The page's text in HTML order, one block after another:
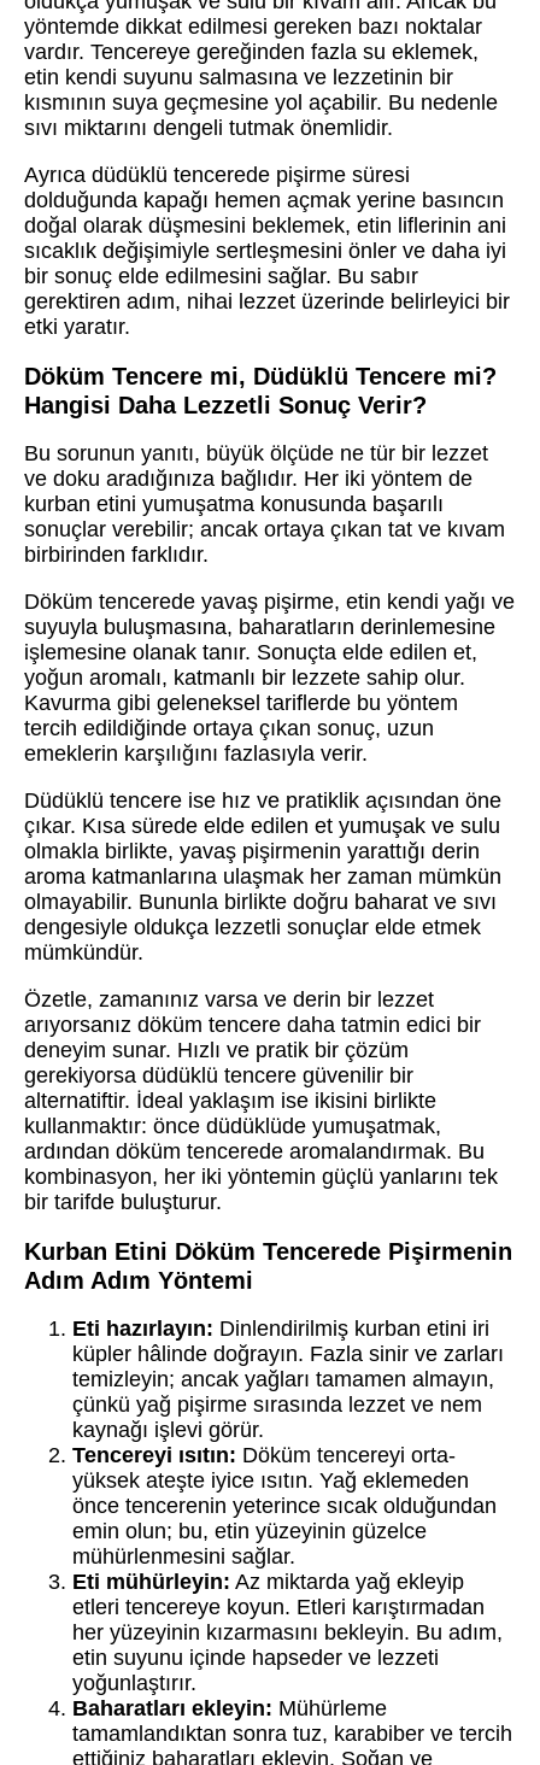
yöntemde dikkat edilmesi gereken bazı noktalar
vardır. Tencereye gereğinden fazla su eklemek,
etin kendi suyunu salmasına ve lezzetinin bir
kısmının suya geçmesine yol açabilir. Bu nedenle
sıvı miktarını dengeli tutmak önemlidir.
Ayrıca düdüklü tencerede pişirme süresi
dolduğunda kapağı hemen açmak yerine basıncın
doğal olarak düşmesini beklemek, etin liflerinin ani
sıcaklık değişimiyle sertleşmesini önler ve daha iyi
bir sonuç elde edilmesini sağlar. Bu sabır
gerektiren adım, nihai lezzet üzerinde belirleyici bir
etki yaratır.
Döküm Tencere mi, Düdüklü Tencere mi?
Hangisi Daha Lezzetli Sonuç Verir?
Bu sorunun yanıtı, büyük ölçüde ne tür bir lezzet
ve doku aradığınıza bağlıdır. Her iki yöntem de
kurban etini yumuşatma konusunda başarılı
sonuçlar verebilir; ancak ortaya çıkan tat ve kıvam
birbirinden farklıdır.
Döküm tencerede yavaş pişirme, etin kendi yağı ve
suyuyla buluşmasına, baharatların derinlemesine
işlemesine olanak tanır. Sonuçta elde edilen et,
yoğun aromalı, katmanlı bir lezzete sahip olur.
Kavurma gibi geleneksel tariflerde bu yöntem
tercih edildiğinde ortaya çıkan sonuç, uzun
emeklerin karşılığını fazlasıyla verir.
Düdüklü tencere ise hız ve pratiklik açısından öne
çıkar. Kısa sürede elde edilen et yumuşak ve sulu
olmakla birlikte, yavaş pişirmenin yarattığı derin
aroma katmanlarına ulaşmak her zaman mümkün
olmayabilir. Bununla birlikte doğru baharat ve sıvı
dengesiyle oldukça lezzetli sonuçlar elde etmek
mümkündür.
Özetle, zamanınız varsa ve derin bir lezzet
arıyorsanız döküm tencere daha tatmin edici bir
deneyim sunar. Hızlı ve pratik bir çözüm
gerekiyorsa düdüklü tencere güvenilir bir
alternatiftir. İdeal yaklaşım ise ikisini birlikte
kullanmaktır: önce düdüklüde yumuşatmak,
ardından döküm tencerede aromalandırmak. Bu
kombinasyon, her iki yöntemin güçlü yanlarını tek
bir tarifde buluşturur.
Kurban Etini Döküm Tencerede Pişirmenin
Adım Adım Yöntemi
Eti hazırlayın: Dinlendirilmiş kurban etini iri
küpler hâlinde doğrayın. Fazla sinir ve zarları
temizleyin; ancak yağları tamamen almayın,
çünkü yağ pişirme sırasında lezzet ve nem
kaynağı işlevi görür.
Tencereyi ısıtın: Döküm tencereyi orta-
yüksek ateşte iyice ısıtın. Yağ eklemeden
önce tencerenin yeterince sıcak olduğundan
emin olun; bu, etin yüzeyinin güzelce
mühürlenmesini sağlar.
Eti mühürleyin: Az miktarda yağ ekleyip
etleri tencereye koyun. Etleri karıştırmadan
her yüzeyinin kızarmasını bekleyin. Bu adım,
etin suyunu içinde hapseder ve lezzeti
yoğunlaştırır.
Baharatları ekleyin: Mühürleme
tamamlandıktan sonra tuz, karabiber ve tercih
ettiğiniz baharatları ekleyin. Soğan ve